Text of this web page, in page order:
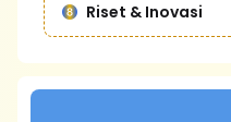
Riset & Inovasi